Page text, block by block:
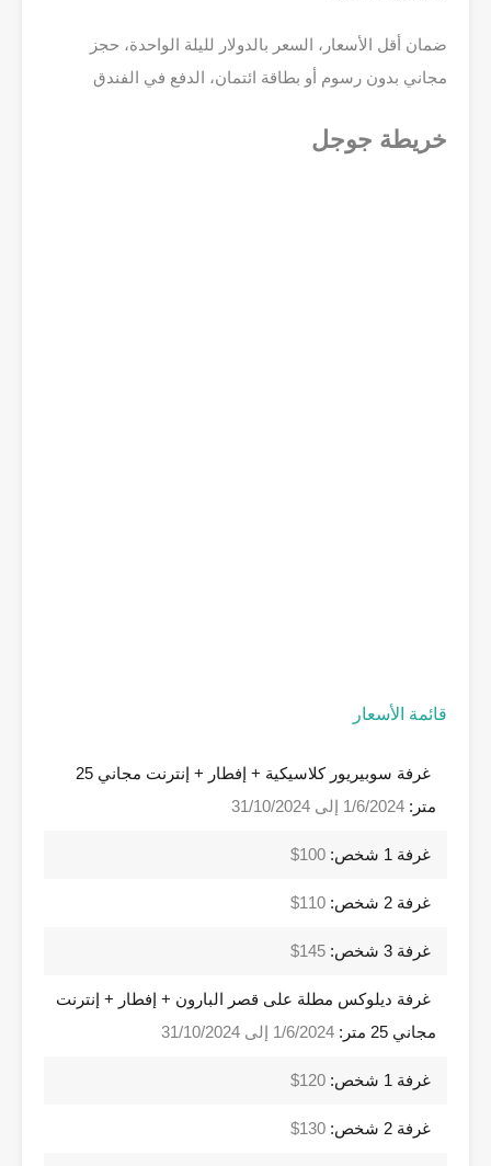
ضمان أقل الأسعار، السعر بالدولار لليلة الواحدة، حجز
مجاني بدون رسوم أو بطاقة ائتمان، الدفع في الفندق
خريطة جوجل
قائمة الأسعار
غرفة سوبيريور كلاسيكية + إفطار + إنترنت مجاني 25
متر: 1/6/2024 إلى 31/10/2024
غرفة 1 شخص: 100$
غرفة 2 شخص: 110$
غرفة 3 شخص: 145$
غرفة ديلوكس مطلة على قصر البارون + إفطار + إنترنت
مجاني 25 متر:
1/6/2024 إلى 31/10/2024
غرفة 1 شخص: 120$
غرفة 2 شخص: 130$